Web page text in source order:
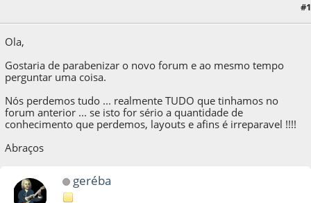
#1
Ola,
Gostaria de parabenizar o novo forum e ao mesmo tempo
perguntar uma coisa.
Nós perdemos tudo ... realmente TUDO que tinhamos no
forum anterior ... se isto for sério a quantidade de
conhecimento que perdemos, layouts e afins é irreparavel !!!!
Abraços
geréba